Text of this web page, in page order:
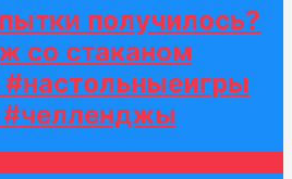
получилось?
со стаканом
#челленджы